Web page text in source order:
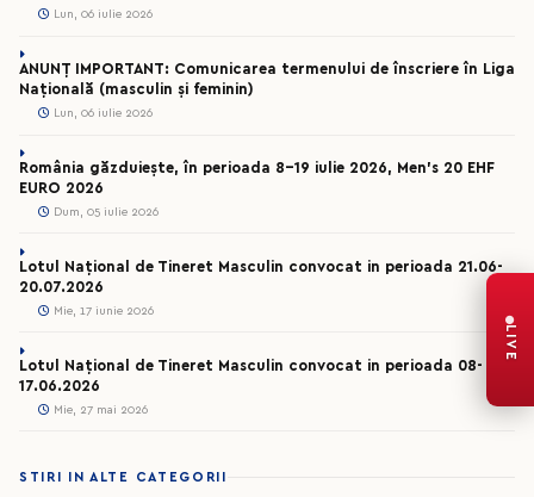
Lun, 06 iulie 2026
ANUNȚ IMPORTANT: Comunicarea termenului de înscriere în Liga
Națională (masculin și feminin)
Lun, 06 iulie 2026
România găzduiește, în perioada 8-19 iulie 2026, Men’s 20 EHF
EURO 2026
Dum, 05 iulie 2026
Lotul Național de Tineret Masculin convocat in perioada 21.06-
20.07.2026
Mie, 17 iunie 2026
Lotul Național de Tineret Masculin convocat in perioada 08-
17.06.2026
Mie, 27 mai 2026
STIRI IN ALTE CATEGORII
LIVE